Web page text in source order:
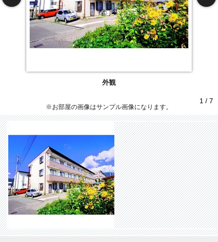
外観
1 / 7
※お部屋の画像はサンプル画像になります。